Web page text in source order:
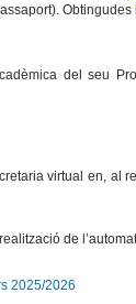
del seu
virtual en, al
de
2025/2026